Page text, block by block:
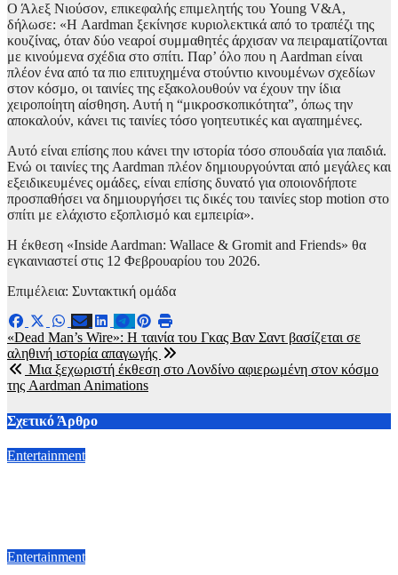
Ο Άλεξ Νιούσον, επικεφαλής επιμελητής του Young V&A,
δήλωσε: «Η Aardman ξεκίνησε κυριολεκτικά από το τραπέζι της
κουζίνας, όταν δύο νεαροί συμμαθητές άρχισαν να πειραματίζονται
με κινούμενα σχέδια στο σπίτι. Παρ’ όλο που η Aardman είναι
πλέον ένα από τα πιο επιτυχημένα στούντιο κινουμένων σχεδίων
στον κόσμο, οι ταινίες της εξακολουθούν να έχουν την ίδια
χειροποίητη αίσθηση. Αυτή η “μικροσκοπικότητα”, όπως την
αποκαλούν, κάνει τις ταινίες τόσο γοητευτικές και αγαπημένες.
Αυτό είναι επίσης που κάνει την ιστορία τόσο σπουδαία για παιδιά.
Ενώ οι ταινίες της Aardman πλέον δημιουργούνται από μεγάλες και
εξειδικευμένες ομάδες, είναι επίσης δυνατό για οποιονδήποτε
προσπαθήσει να δημιουργήσει τις δικές του ταινίες stop motion στο
σπίτι με ελάχιστο εξοπλισμό και εμπειρία».
Η έκθεση «Inside Aardman: Wallace & Gromit and Friends» θα
εγκαινιαστεί στις 12 Φεβρουαρίου του 2026.
Επιμέλεια: Συντακτική ομάδα
Πλοήγηση
άρθρων
«Dead Man’s Wire»: Η ταινία του Γκας Βαν Σαντ βασίζεται σε
αληθινή ιστορία απαγωγής
Μια ξεχωριστή έκθεση στο Λονδίνο αφιερωμένη στον κόσμο
της Aardman Animations
Σχετικό Άρθρο
Entertainment
Entertainment